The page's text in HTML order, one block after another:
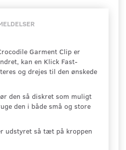
Garment Clip er
kan en Klick Fast-
og drejes til den ønskede
den så diskret som muligt
den i både små og store
udstyret så tæt på kroppen